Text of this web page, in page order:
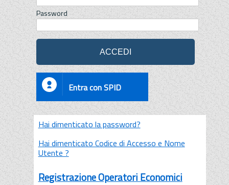
Password
Entra con SPID
Hai dimenticato la password?
Hai dimenticato Codice di Accesso e Nome
Utente ?
Registrazione Operatori Economici